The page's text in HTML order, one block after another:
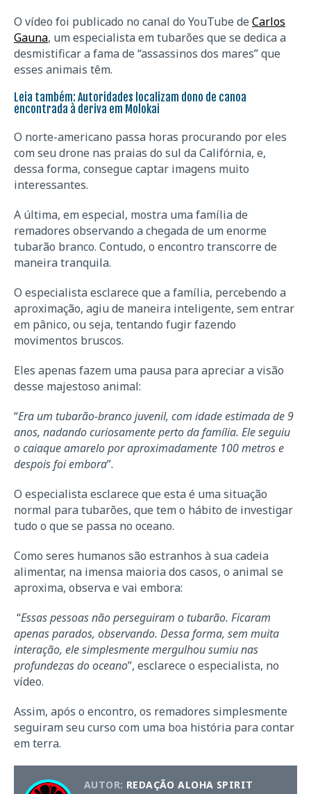
O vídeo foi publicado no canal do YouTube de Carlos
Gauna, um especialista em tubarões que se dedica a
desmistificar a fama de “assassinos dos mares” que
esses animais têm.
Leia também: Autoridades localizam dono de canoa
encontrada à deriva em Molokai
O norte-americano passa horas procurando por eles
com seu drone nas praias do sul da Califórnia, e,
dessa forma, consegue captar imagens muito
interessantes.
A última, em especial, mostra uma família de
remadores observando a chegada de um enorme
tubarão branco. Contudo, o encontro transcorre de
maneira tranquila.
O especialista esclarece que a família, percebendo a
aproximação, agiu de maneira inteligente, sem entrar
em pânico, ou seja, tentando fugir fazendo
movimentos bruscos.
Eles apenas fazem uma pausa para apreciar a visão
desse majestoso animal:
“Era um tubarão-branco juvenil, com idade estimada de 9
anos, nadando curiosamente perto da família. Ele seguiu
o caiaque amarelo por aproximadamente 100 metros e
despois foi embora”.
O especialista esclarece que esta é uma situação
normal para tubarões, que tem o hábito de investigar
tudo o que se passa no oceano.
Como seres humanos são estranhos à sua cadeia
alimentar, na imensa maioria dos casos, o animal se
aproxima, observa e vai embora:
“Essas pessoas não perseguiram o tubarão. Ficaram
apenas parados, observando. Dessa forma, sem muita
interação, ele simplesmente mergulhou sumiu nas
profundezas do oceano”, esclarece o especialista, no
vídeo.
Assim, após o encontro, os remadores simplesmente
seguiram seu curso com uma boa história para contar
em terra.
AUTOR: REDAÇÃO ALOHA SPIRIT